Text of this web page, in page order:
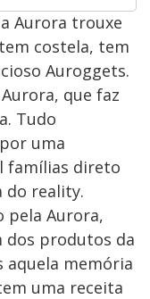
Aurora trouxe
costela, tem
Auroggets.
que faz
Tudo
uma
famílias direto
do reality.
pela Aurora,
dos produtos da
aquela memória
uma receita